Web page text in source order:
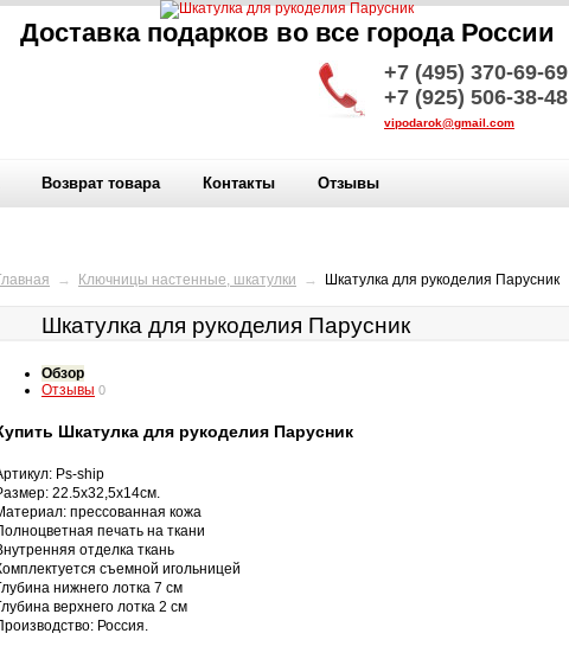
Доставка подарков во все города России
+7 (495) 370-69-69
+7 (925) 506-38-48
vipodarok@gmail.com
Возврат товара Контакты Отзывы
→ Ключницы настенные, шкатулки → Шкатулка для рукоделия Парусник
Шкатулка для рукоделия Парусник
Обзор
Отзывы 0
Шкатулка для рукоделия Парусник
Ps-ship
22.5х32,5х14см.
прессованная кожа
печать на ткани
отделка ткань
съемной игольницей
нижнего лотка 7 см
верхнего лотка 2 см
Россия.